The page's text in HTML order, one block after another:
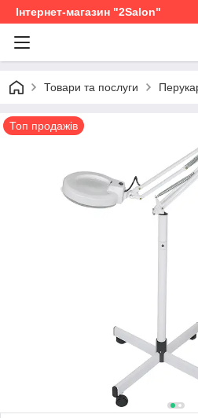
Інтернет-магазин "2Salon"
Товари та послуги
Топ продажів